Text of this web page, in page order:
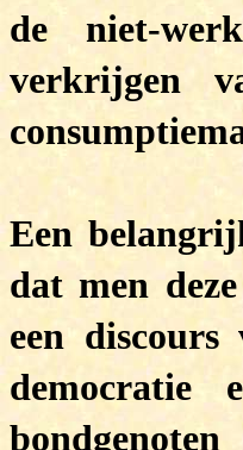
de niet-
verkrijgen
Een
dat men
een
democratie